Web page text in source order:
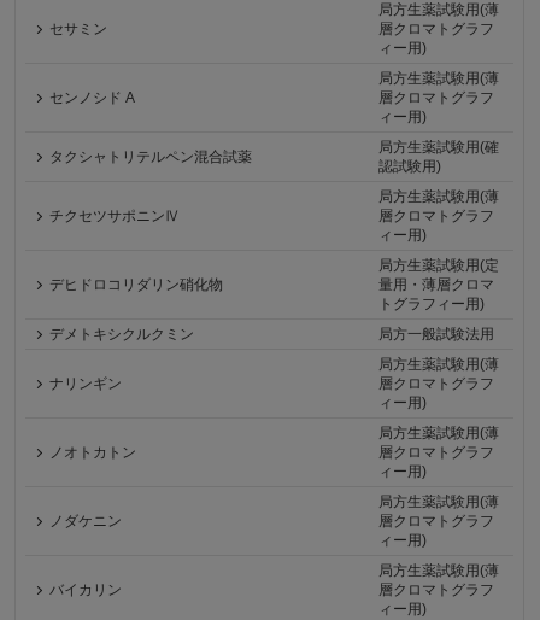
セサミン
局方生薬試験用(薄
層クロマトグラフ
ィー用)
センノシド A
局方生薬試験用(薄
層クロマトグラフ
ィー用)
タクシャトリテルペン混合試薬
局方生薬試験用(確
認試験用)
チクセツサポニンⅣ
局方生薬試験用(薄
層クロマトグラフ
ィー用)
デヒドロコリダリン硝化物
局方生薬試験用(定
量用・薄層クロマ
トグラフィー用)
デメトキシクルクミン
局方一般試験法用
ナリンギン
局方生薬試験用(薄
層クロマトグラフ
ィー用)
ノオトカトン
局方生薬試験用(薄
層クロマトグラフ
ィー用)
ノダケニン
局方生薬試験用(薄
層クロマトグラフ
ィー用)
バイカリン
局方生薬試験用(薄
層クロマトグラフ
ィー用)